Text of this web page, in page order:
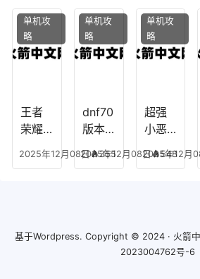
容搭
配，
最强
法师
能，
勇士
的信
仰宠
个好
炉攻
略，
梦幻
西游
炉攻
略图
王者
荣耀S
最强
2025年12月08日 355
单机攻
略
dnf70
版本
药装
药流
2025年12月08日 548
单机攻
略
超强
小恶
容搭
小恶
魔阵
2025年12月
单机攻
略
基于Wordpress. Copyright © 2024 · 火箭
2023004762号-6